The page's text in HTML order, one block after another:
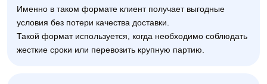
Именно в таком формате клиент получает выгодные
условия без потери качества доставки.
Такой формат используется, когда необходимо соблюдать
жесткие сроки или перевозить крупную партию.